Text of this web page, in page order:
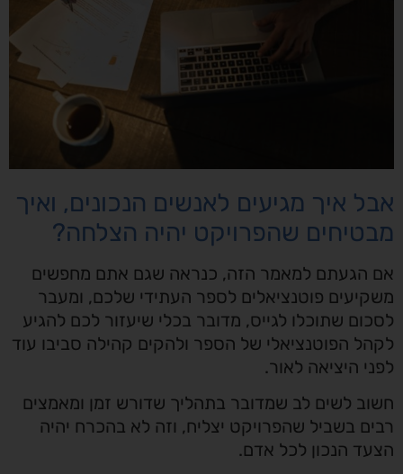
אבל איך מגיעים לאנשים הנכונים, ואיך
מבטיחים שהפרויקט יהיה הצלחה?
אם הגעתם למאמר הזה, כנראה שגם אתם מחפשים
משקיעים פוטנציאלים לספר העתידי שלכם, ומעבר
לסכום שתוכלו לגייס, מדובר בכלי שיעזור לכם להגיע
לקהל הפוטנציאלי של הספר ולהקים קהילה סביבו עוד
לפני היציאה לאור.
חשוב לשים לב שמדובר בתהליך שדורש זמן ומאמצים
רבים בשביל שהפרויקט יצליח, וזה לא בהכרח יהיה
הצעד הנכון לכל אדם.